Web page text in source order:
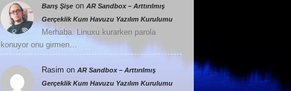
Barış Şişe on AR Sandbox – Arttırılmış
Gerçeklik Kum Havuzu Yazılım Kurulumu
Merhaba. Linuxu kurarken parola
konuyor onu girmen…
Rasim on AR Sandbox – Arttırılmış
Gerçeklik Kum Havuzu Yazılım Kurulumu